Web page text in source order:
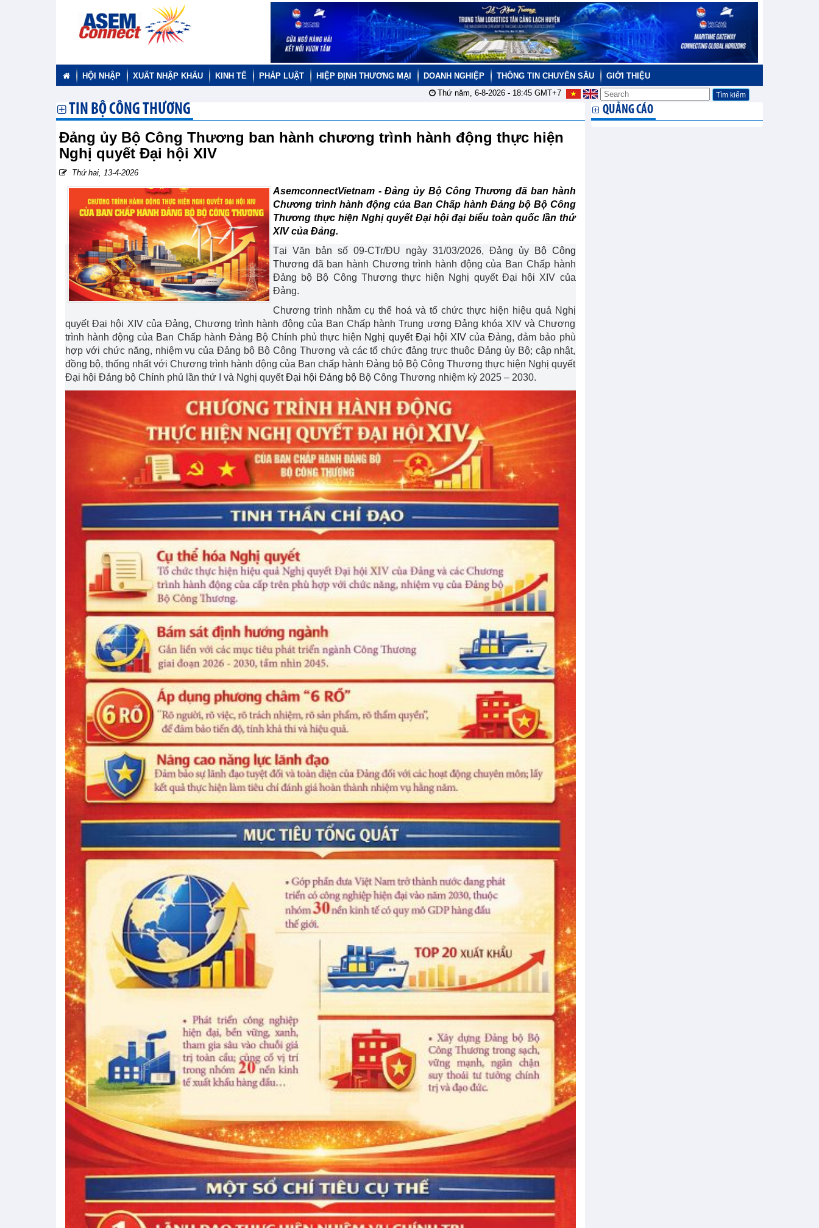
HỘI NHẬP XUẤT NHẬP KHẨU KINH TẾ PHÁP LUẬT HIỆP ĐỊNH THƯƠNG MẠI DOANH NGHIỆP THÔNG TIN CHUYÊN SÂU
GIỚI THIỆU
Thứ năm, 6-8-2026 - 18:45GMT+7
TIN BỘ CÔNG THƯƠNG
Đảng ủy Bộ Công Thương ban hành chương trình hành động thực hiện
Nghị quyết Đại hội XIV
Thứ hai, 13-4-2026
AsemconnectVietnam -Đảng ủy Bộ Công Thương đã ban hành
Chương trình hành động của Ban Chấp hành Đảng bộ Bộ Công
Thương thực hiện Nghị quyết Đại hội đại biểu toàn quốc lần thứ
XIV của Đảng.
Tại Văn bản số 09-CTr/ĐU ngày 31/03/2026, Đảng ủy
Bộ Công
Thương đã ban hành Chương trình hành động của Ban Chấp hành
Đảng bộ Bộ Công Thương thực hiện Nghị quyết Đại hội XIV của
Đảng.
Chương trình nhằm cụ thể hoá và tổ chức thực hiện hiệu quả Nghị
quyết Đại hội XIV của Đảng, Chương trình hành động của Ban Chấp hành Trung ương Đảng khóa XIV và Chương
trình hành động của Ban Chấp hành Đảng Bộ Chính phủ thực hiện Nghị quyết Đại hội XIVcủa Đảng, đảm bảo phù
hợp với chức năng, nhiệm vụ của Đảng bộ Bộ Công Thương và các tổ chức đảng trực thuộc Đảng ủy Bộ; cập nhật,
đồng bộ, thống nhất với Chương trình hành động của Ban chấp hành Đảng bộ Bộ Công Thương thực hiện Nghị quyết
Đại hội Đảng bộ Chính phủ lần thứ I và Nghị quyếtĐại hội Đảng bộ Bộ Công Thương nhiệm kỳ 2025 – 2030.
QUẢNG CÁO